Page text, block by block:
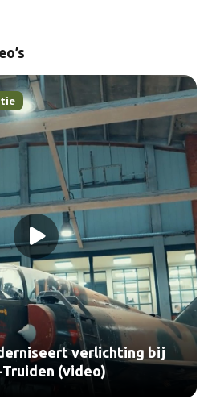
verlichting bij
(video)